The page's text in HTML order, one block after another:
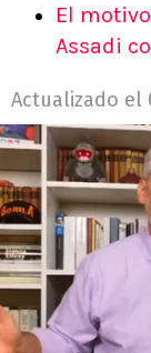
El
Assadi
Actualizado el